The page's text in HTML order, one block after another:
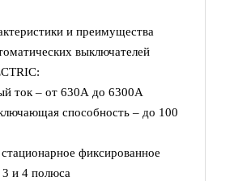
и преимущества
выключателей
ток – от 630А до 6300А
способность – до 100
фиксированное
3 и 4 полюса